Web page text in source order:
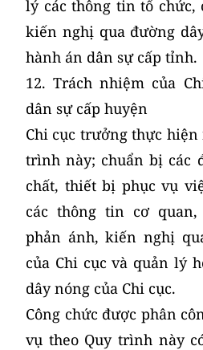
lý các thông tin tổ chức,
kiến nghị qua đường
hành án dân sự cấp tỉnh.
12. Trách nhiệm của
dân sự cấp huyện
Chi cục trưởng thực
trình này; chuẩn bị các
chất, thiết bị phục vụ
các thông tin cơ
phản ánh, kiến nghị
của Chi cục và quản lý
dây nóng của Chi cục.
Công chức được phân
vụ theo Quy trình này